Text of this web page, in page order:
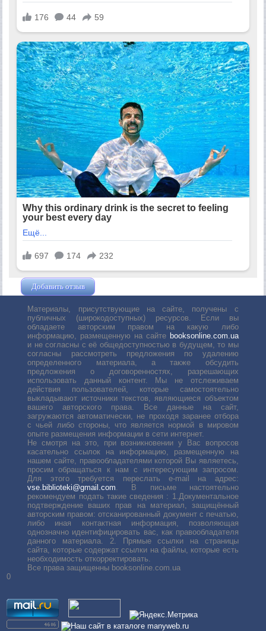
Добавить отзыв
Материалы, присутствующие на сайте, получены с
публичных (широкодоступных) ресурсов. Если вы
обладаете авторским правом на какую либо
информацию, размещенную на сайте booksonline.com.ua
и не согласны с её общедоступностью в будущем, то мы
согласны рассмотреть предложения по удалению
определенного материала, а также обсудить
предложения о договоренностях, разрешающих
использовать данный контент. Мы не отслеживаем
действия пользователей, которые самостоятельно
выкладывают источники текстов, являющиеся объектом
вашего авторского права. Все данные на сайт,
загружаются автоматически, не проходя заранее отбора
с чьей либо стороны, что является нормой в мировом
опыте размещения информации в сети интернет.
Не смотря на это, при возникновении у Вас вопросов
касательно ссылок на информацию, размещенную на
нашем сайте, правообладателями которой Вы являетесь,
просим обращаться к нам с интересующим запросом.
Для этого требуется переслать е-mail на адрес:
vse.biblioteki@gmail.com. В письме настоятельно
рекомендуем подать такие сведения : 1.Документальное
подтверждение ваших прав на материал, защищённый
авторским правом: отсканированный документ с печатью,
либо иная контактная информация, позволяющая
однозначно идентифицировать вас, как правообладателя
данного материала. 2. Прямые ссылки на страницы
сайта, которые содержат ссылки на файлы, которые есть
необходимость откорректировать.
Все права защищенны booksonline.com.ua
0